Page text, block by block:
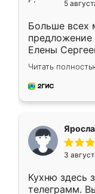
5
Больше всех
предложение
Елены
короткие
для замера
предложил
Читать
3
Кухню здесь
телеграмм.